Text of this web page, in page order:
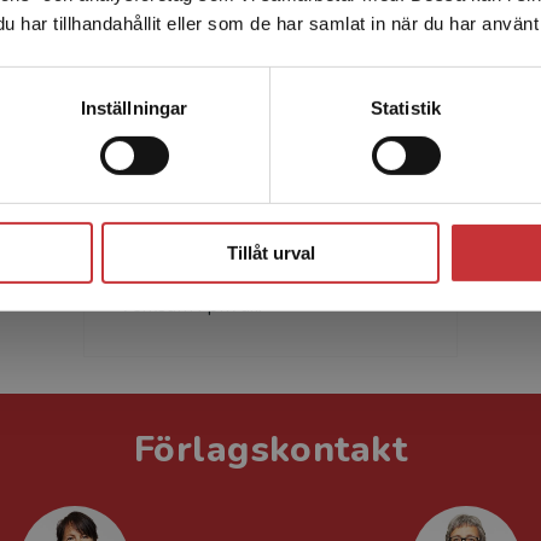
har tillhandahållit eller som de har samlat in när du har
Inställningar Statistik
Tillåt urval
leveransadressen vara i Sverige.Läs mer
leg. psykoterapeut, diplomerad
psykosyntesterapeut, handledare
och lärare i psykoterapi. Philip är
verksam i priva...
Förlagskontakt